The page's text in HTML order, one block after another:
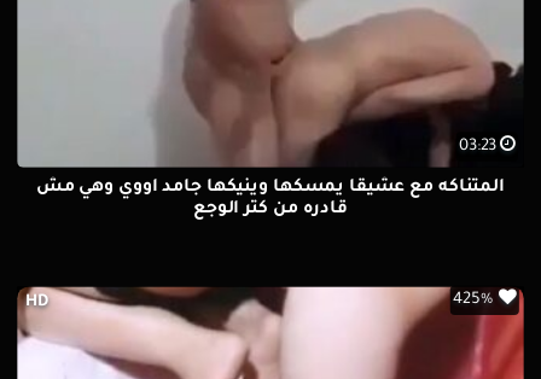
03:23
المتناكه مع عشيقا يمسكها وينيكها جامد اووي وهي مش
قادره من كتر الوجع
HD 425%